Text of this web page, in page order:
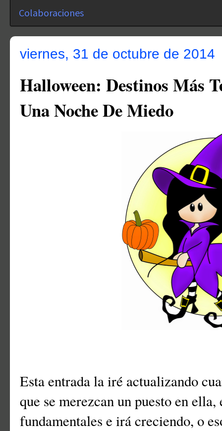
Colaboraciones
viernes, 31 de octubre de 2014
Halloween: Destinos Más
Una Noche De Miedo
Esta entrada la iré actualizando
que se merezcan un puesto en
fundamentales e irá creciendo, o